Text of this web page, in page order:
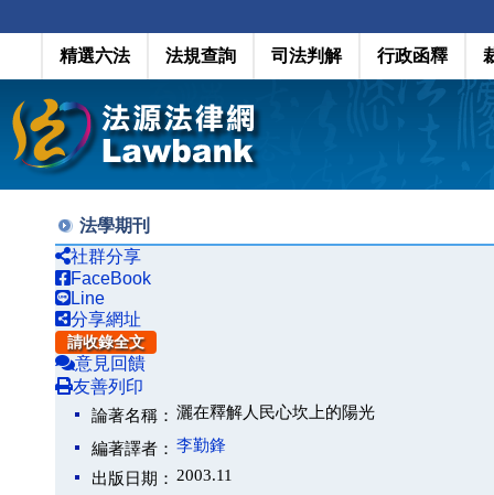
精選六法 法規查詢 司法判解 行政函釋
法學期刊
社群分享
FaceBook
Line
分享網址
請收錄全文
意見回饋
友善列印
論著名稱： 灑在釋解人民心坎上的陽光
編著譯者： 李勤鋒
出版日期： 2003.11